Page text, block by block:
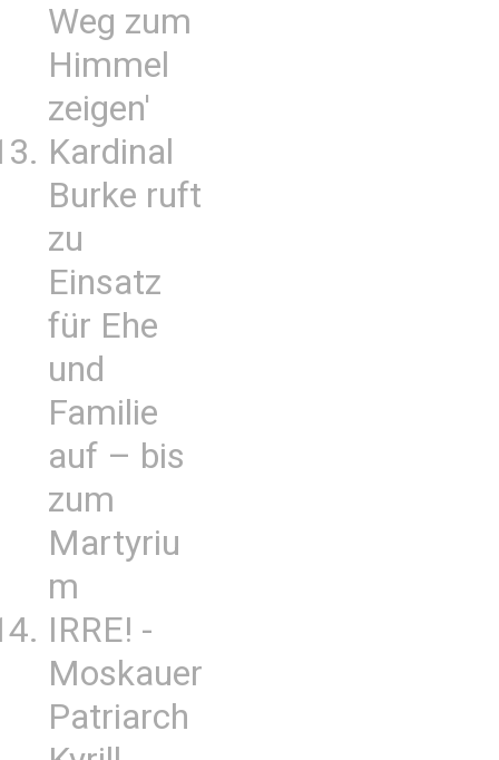
Weg zum
Himmel
zeigen'
Kardinal
Burke ruft
zu
Einsatz
für Ehe
und
Familie
auf – bis
zum
Martyriu
m
IRRE! -
Moskauer
Patriarch